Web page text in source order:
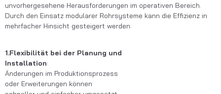
unvorhergesehene Herausforderungen im operativen Bereich.
Durch den Einsatz modularer Rohrsysteme kann die Effizienz in
mehrfacher Hinsicht gesteigert werden:
1.Flexibilität bei der Planung und
Installation:
Änderungen im Produktionsprozess
oder Erweiterungen können